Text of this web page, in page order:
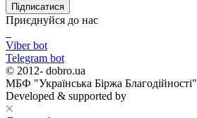
Підписатися
Приєднуйся до нас
Viber bot
Telegram bot
© 2012- dobro.ua
МБФ "Українська Біржа Благодійності"
Developed & supported by